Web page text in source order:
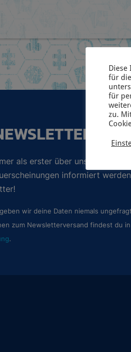
als erster über unsere
informiert
wir deine Daten niemals
zum Newsletterversand findest du
.
Diese
für
für
zu.